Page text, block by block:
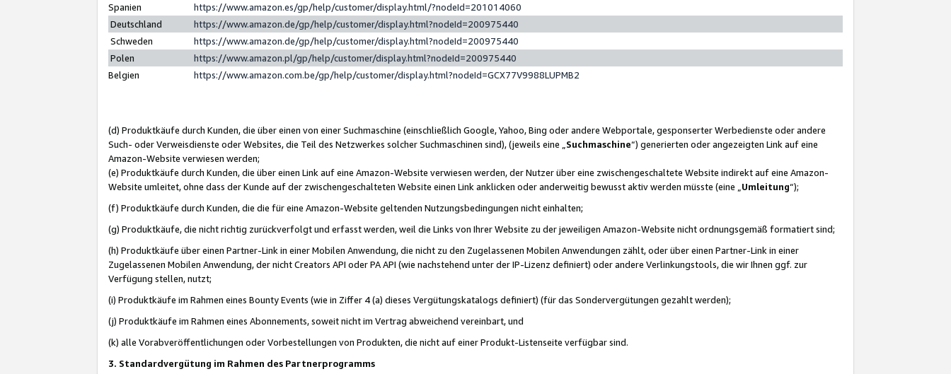
Spanien
https://www.amazon.es/gp/help/customer/display.html/?nodeId=201014060
Deutschland
https://www.amazon.de/gp/help/customer/display.html?nodeId=200975440
Schweden
https://www.amazon.de/gp/help/customer/display.html?nodeId=200975440
Polen
https://www.amazon.pl/gp/help/customer/display.html?nodeId=200975440
Belgien
https://www.amazon.com.be/gp/help/customer/display.html?nodeId=GCX77V9988LUPMB2
(d) Produktkäufe durch Kunden, die über einen von einer Suchmaschine (einschließlich Google, Yahoo, Bing oder andere Webportale, gesponserter Werbedienste oder andere
Such- oder Verweisdienste oder Websites, die Teil des Netzwerkes solcher Suchmaschinen sind), (jeweils eine „ Suchmaschine“) generierten oder angezeigten Link auf eine
Amazon-Website verwiesen werden;
(e) Produktkäufe durch Kunden, die über einen Link auf eine Amazon-Website verwiesen werden, der Nutzer über eine zwischengeschaltete Website indirekt auf eine Amazon-
Website umleitet, ohne dass der Kunde auf der zwischengeschalteten Website einen Link anklicken oder anderweitig bewusst aktiv werden müsste (eine „ Umleitung“);
(f) Produktkäufe durch Kunden, die die für eine Amazon-Website geltenden Nutzungsbedingungen nicht einhalten;
(g) Produktkäufe, die nicht richtig zurückverfolgt und erfasst werden, weil die Links von Ihrer Website zu der jeweiligen Amazon-Website nicht ordnungsgemäß formatiert sind;
(h) Produktkäufe über einen Partner-Link in einer Mobilen Anwendung, die nicht zu den Zugelassenen Mobilen Anwendungen zählt, oder über einen Partner-Link in einer
Zugelassenen Mobilen Anwendung, der nicht Creators API oder PA API (wie nachstehend unter der IP-Lizenz definiert) oder andere Verlinkungstools, die wir Ihnen ggf. zur
Verfügung stellen, nutzt;
(i) Produktkäufe im Rahmen eines Bounty Events (wie in Ziffer 4 (a) dieses Vergütungskatalogs definiert) (für das Sondervergütungen gezahlt werden);
(j) Produktkäufe im Rahmen eines Abonnements, soweit nicht im Vertrag abweichend vereinbart, und
(k) alle Vorabveröffentlichungen oder Vorbestellungen von Produkten, die nicht auf einer Produkt-Listenseite verfügbar sind.
3. Standardvergütung im Rahmen des Partnerprogramms